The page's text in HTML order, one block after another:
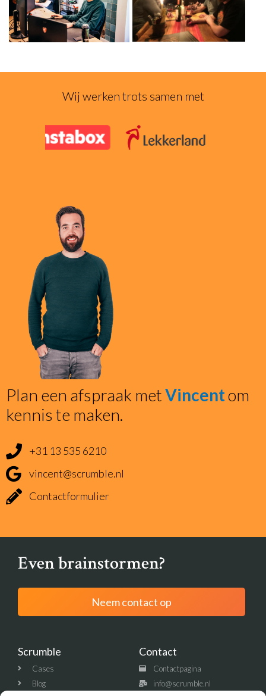
Wij werken trots samen met
Plan een afspraak metVincentom
kennis te maken.
+31 13 535 6210
vincent@scrumble.nl
Contactformulier
Even brainstormen?
Neem contact op
Scrumble
Cases
Blog
Contact
Contactpagina
info@scrumble.nl